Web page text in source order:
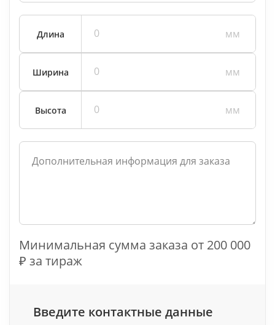
Длина
Ширина
Высота
Минимальная сумма заказа от 200 000
₽ за тираж
Форма заказа
Введите контактные данные